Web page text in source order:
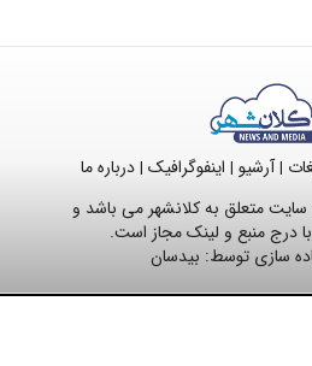
|آرشیو | اینفوگرافیک |درباره ما
متعلق به کلانشهر می باشد و
درج منبع و لینک مجاز است.
سازی توسط: بیدسان